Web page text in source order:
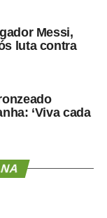
Messi,
luta contra
‘Viva cada